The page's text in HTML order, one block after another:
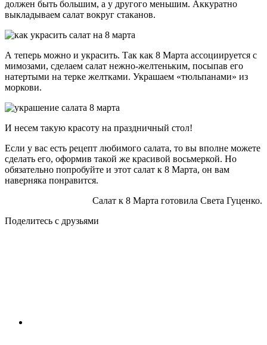
должен быть большим, а у другого меньшим. Аккуратно
выкладываем салат вокруг стаканов.
А теперь можно и украсить. Так как 8 Марта ассоциируется с
мимозами, сделаем салат нежно-желтеньким, посыпав его
натертыми на терке желтками. Украшаем «тюльпанами» из
моркови.
И несем такую красоту на праздничный стол!
Если у вас есть рецепт любимого салата, то вы вполне можете
сделать его, оформив такой же красивой восьмеркой. Но
обязательно попробуйте и этот салат к 8 Марта, он вам
наверняка понравится.
Салат к 8 Марта готовила Света Гуценко.
Поделитесь с друзьями